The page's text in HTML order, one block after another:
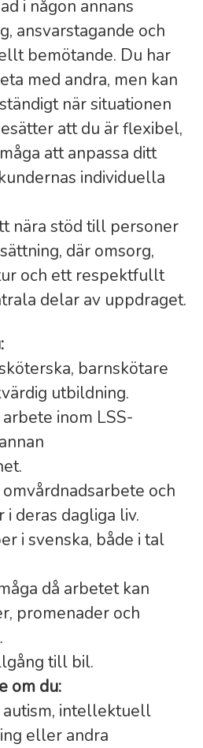
i någon annans
ansvarstagande och
bemötande. Du har
med andra, men kan
när situationen
att du är flexibel,
att anpassa ditt
individuella
nära stöd till personer
där omsorg,
och ett respektfullt
delar av uppdraget.
barnskötare
utbildning.
inom LSS-
och
deras dagliga liv.
i svenska, både i tal
då arbetet kan
promenader och
till bil.
om du:
intellektuell
eller andra